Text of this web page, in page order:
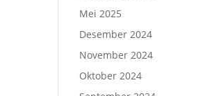
Mei 2025
Desember 2024
November 2024
Oktober 2024